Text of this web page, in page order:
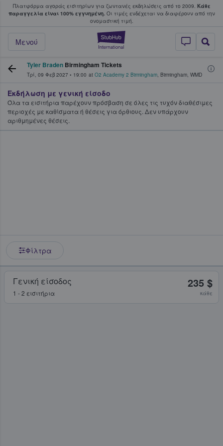
Πλατφόρμα αγοράς εισιτηρίων για ζωντανές εκδηλώσεις από το 2009. Κάθε
παραγγελία είναι 100% εγγυημένη. Οι τιμές ενδέχεται να διαφέρουν από την
oνομαστική τιμή.
StubHub - Όπου
Μενού
φαν αγοράζουν και πουλούν
Tyler Braden Birmingham Tickets
Τρί, 09 Φεβ 2027 • 19:00 at O2 Academy 2 Birmingham, Birmingham, WMD
Εκδήλωση με γενική είσοδο
Όλα τα εισιτήρια παρέχουν πρόσβαση σε όλες τις τυχόν διαθέσιμες
περιοχές με καθίσματα ή θέσεις για όρθιους. Δεν υπάρχουν
αριθμημένες θέσεις.
Φίλτρα
Γενική είσοδος
1 - 2 εισιτήρια
235 $
κάθε